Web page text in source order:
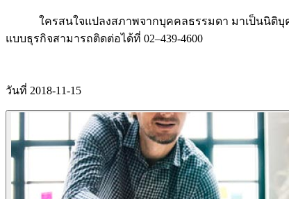
ใครสนใจแปลงสภาพจากบุคคลธรรมดา มาเป็นนิติบุคค
แบบธุรกิจสามารถติดต่อได้ที่ 02–439-4600
วันที่ 2018-11-15